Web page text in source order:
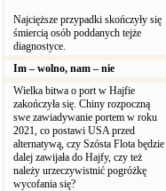
Najcięższe przypadki skończyły się
śmiercią osób poddanych tejże
diagnostyce.
Im – wolno, nam – nie
Wielka bitwa o port w Hajfie
zakończyła się. Chiny rozpoczną
swe zawiadywanie portem w roku
2021, co postawi USA przed
alternatywą, czy Szósta Flota będzie
dalej zawijała do Hajfy, czy też
należy urzeczywistnić pogróżkę
wycofania się?